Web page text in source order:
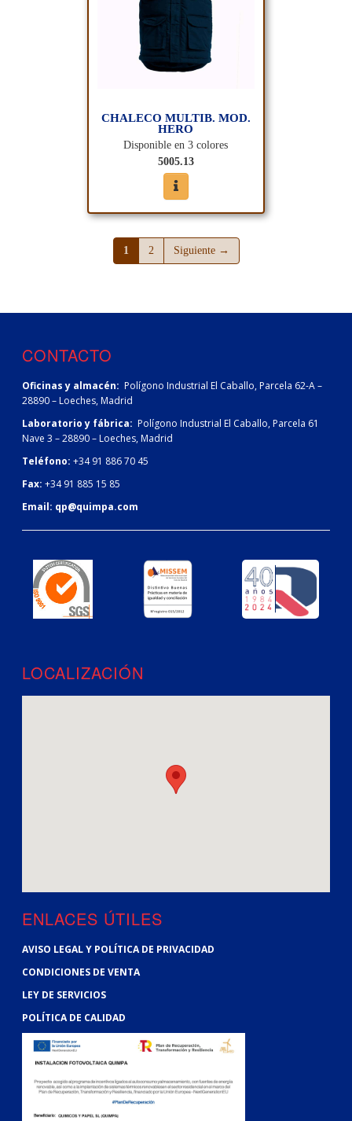
CHALECO MULTIB. MOD.
HERO
Disponible en 3 colores
5005.13
1 (página actual)
2(página actual)
Siguiente →
CONTACTO
Oficinas y almacén: Polígono Industrial El Caballo, Parcela 62-A –
28890 – Loeches, Madrid
Laboratorio y fábrica: Polígono Industrial El Caballo, Parcela 61
Nave 3 – 28890 – Loeches, Madrid
Teléfono: +34 91 886 70 45
Fax: +34 91 885 15 85
Email: qp@quimpa.com
LOCALIZACIÓN
ENLACES ÚTILES
AVISO LEGAL Y POLÍTICA DE PRIVACIDAD
CONDICIONES DE VENTA
LEY DE SERVICIOS
POLÍTICA DE CALIDAD